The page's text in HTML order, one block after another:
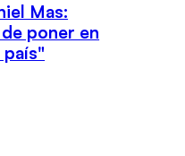
Mas:
poner en
país"